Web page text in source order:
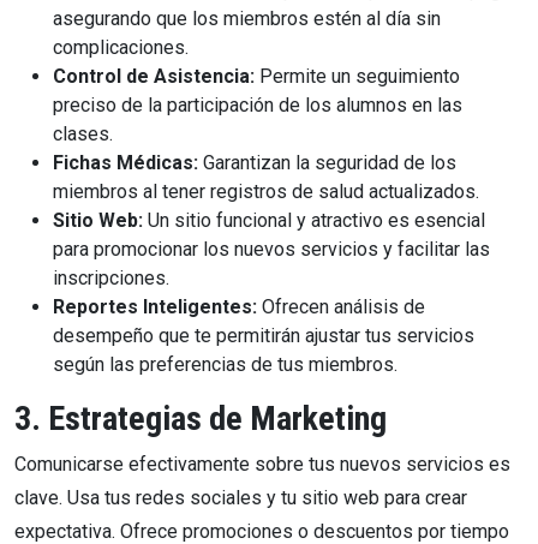
asegurando que los miembros estén al día sin
complicaciones.
Control de Asistencia: Permite un seguimiento
preciso de la participación de los alumnos en las
clases.
Fichas Médicas: Garantizan la seguridad de los
miembros al tener registros de salud actualizados.
Sitio Web: Un sitio funcional y atractivo es esencial
para promocionar los nuevos servicios y facilitar las
inscripciones.
Reportes Inteligentes: Ofrecen análisis de
desempeño que te permitirán ajustar tus servicios
según las preferencias de tus miembros.
3. Estrategias de Marketing
Comunicarse efectivamente sobre tus nuevos servicios es
clave. Usa tus redes sociales y tu sitio web para crear
expectativa. Ofrece promociones o descuentos por tiempo